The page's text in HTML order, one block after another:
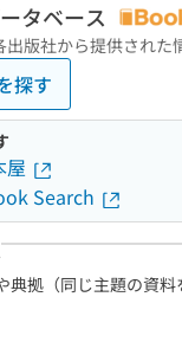
タベース
出版社から提供され
探す
屋
Search
典拠（同じ主題の資